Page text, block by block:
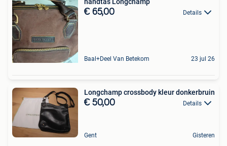
€ 65,00 Details
Baal+Deel Van Betekom 23 jul 26
Longchamp crossbody kleur donkerbruin
€ 50,00 Details
Gent Gisteren